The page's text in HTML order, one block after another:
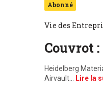
Abonné
Vie des
Couvrot
Heidelberg
Airvault…
Lire la